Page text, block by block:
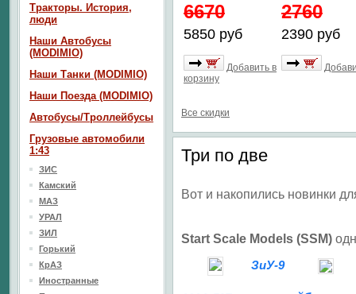
6670
5850 руб
Добавить в
корзину
2760
2390 руб
Все скидки
Три по две
Вот и накопились новинки
Start Scale Models (SSM)
ЗиУ-9
Тракторы. История,
люди
Наши Автобусы
(MODIMIO)
Наши Танки (MODIMIO)
Наши Поезда (MODIMIO)
Автобусы/Троллейбусы
Грузовые автомобили
1:43
ЗИС
Камский
МАЗ
УРАЛ
ЗИЛ
Горький
КрАЗ
Иностранные